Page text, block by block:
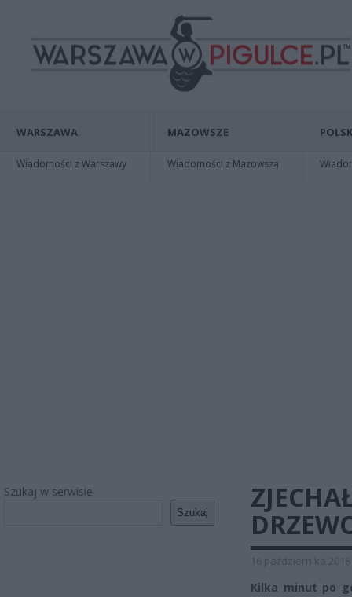
WARSZAWA
Wiadomości z Warszawy
MAZOWSZE
Wiadomości z Mazowsza
Szukaj w serwisie
Szukaj
16 października 2018
Kilka minut po